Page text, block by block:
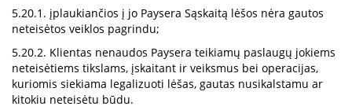
5.20.1. įplaukiančios į jo Paysera Sąskaitą lėšos nėra gautos
neteisėtos veiklos pagrindu;
5.20.2. Klientas nenaudos Paysera teikiamų paslaugų jokiems
neteisėtiems tikslams, įskaitant ir veiksmus bei operacijas,
kuriomis siekiama legalizuoti lėšas, gautas nusikalstamu ar
kitokiu neteisėtu būdu.